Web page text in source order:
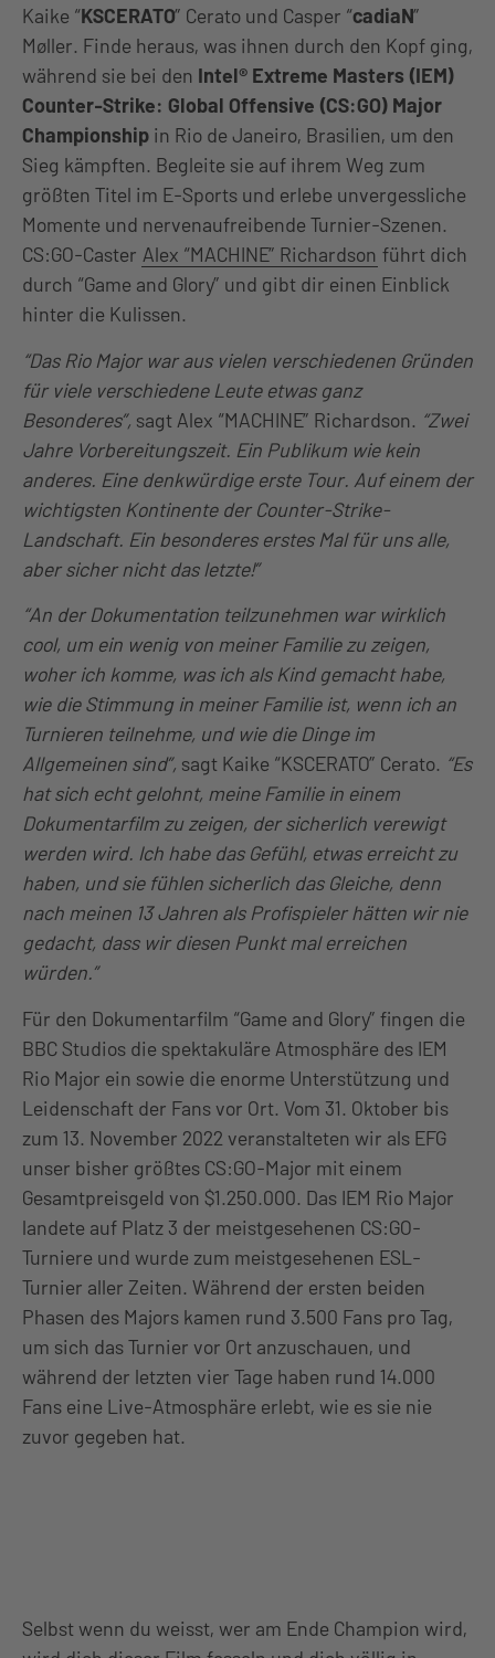
Kaike “KSCERATO” Cerato und Casper “cadiaN”
Møller. Finde heraus, was ihnen durch den Kopf ging,
während sie bei den Intel® Extreme Masters (IEM)
Counter-Strike: Global Offensive (CS:GO) Major
Championship in Rio de Janeiro, Brasilien, um den
Sieg kämpften. Begleite sie auf ihrem Weg zum
größten Titel im E-Sports und erlebe unvergessliche
Momente und nervenaufreibende Turnier-Szenen.
CS:GO-Caster Alex “MACHINE” Richardson führt dich
durch “Game and Glory” und gibt dir einen Einblick
hinter die Kulissen.
“Das Rio Major war aus vielen verschiedenen Gründen
für viele verschiedene Leute etwas ganz
Besonderes”, sagt Alex “MACHINE” Richardson. “Zwei
Jahre Vorbereitungszeit. Ein Publikum wie kein
anderes. Eine denkwürdige erste Tour. Auf einem der
wichtigsten Kontinente der Counter-Strike-
Landschaft. Ein besonderes erstes Mal für uns alle,
aber sicher nicht das letzte!”
“An der Dokumentation teilzunehmen war wirklich
cool, um ein wenig von meiner Familie zu zeigen,
woher ich komme, was ich als Kind gemacht habe,
wie die Stimmung in meiner Familie ist, wenn ich an
Turnieren teilnehme, und wie die Dinge im
Allgemeinen sind”, sagt Kaike “KSCERATO” Cerato. “Es
hat sich echt gelohnt, meine Familie in einem
Dokumentarfilm zu zeigen, der sicherlich verewigt
werden wird. Ich habe das Gefühl, etwas erreicht zu
haben, und sie fühlen sicherlich das Gleiche, denn
nach meinen 13 Jahren als Profispieler hätten wir nie
gedacht, dass wir diesen Punkt mal erreichen
würden.”
Für den Dokumentarfilm “Game and Glory” fingen die
BBC Studios die spektakuläre Atmosphäre des IEM
Rio Major ein sowie die enorme Unterstützung und
Leidenschaft der Fans vor Ort. Vom 31. Oktober bis
zum 13. November 2022 veranstalteten wir als EFG
unser bisher größtes CS:GO-Major mit einem
Gesamtpreisgeld von $1.250.000. Das IEM Rio Major
landete auf Platz 3 der meistgesehenen CS:GO-
Turniere und wurde zum meistgesehenen ESL-
Turnier aller Zeiten. Während der ersten beiden
Phasen des Majors kamen rund 3.500 Fans pro Tag,
um sich das Turnier vor Ort anzuschauen, und
während der letzten vier Tage haben rund 14.000
Fans eine Live-Atmosphäre erlebt, wie es sie nie
zuvor gegeben hat.
Selbst wenn du weisst, wer am Ende Champion wird,